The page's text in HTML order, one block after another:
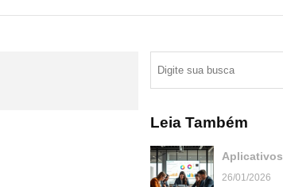
Leia Também
Aplicativos
26/01/2026